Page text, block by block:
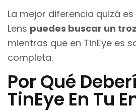
La mejor diferencia quizá
Lens puedes buscar un
mientras que en TinEye es
completa.
Por Qué
TinEye En Tu